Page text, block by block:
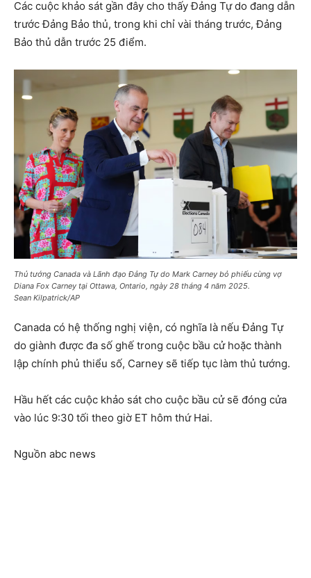
Các cuộc khảo sát gần đây cho thấy Đảng Tự do đang dẫn
trước Đảng Bảo thủ, trong khi chỉ vài tháng trước, Đảng
Bảo thủ dẫn trước 25 điểm.
Thủ tướng Canada và Lãnh đạo Đảng Tự do Mark Carney bỏ phiếu cùng vợ
Diana Fox Carney tại Ottawa, Ontario, ngày 28 tháng 4 năm 2025.
Sean Kilpatrick/AP
Canada có hệ thống nghị viện, có nghĩa là nếu Đảng Tự
do giành được đa số ghế trong cuộc bầu cử hoặc thành
lập chính phủ thiểu số, Carney sẽ tiếp tục làm thủ tướng.
Hầu hết các cuộc khảo sát cho cuộc bầu cử sẽ đóng cửa
vào lúc 9:30 tối theo giờ ET hôm thứ Hai.
Nguồn abc news